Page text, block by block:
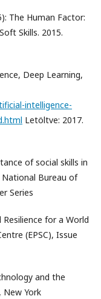
The Human Factor:
Skills. 2015.
Deep Learning,
intelligence-
Letöltve: 2017.
of social skills in
Bureau of
Series
Resilience for a World
(EPSC), Issue
and the
New York